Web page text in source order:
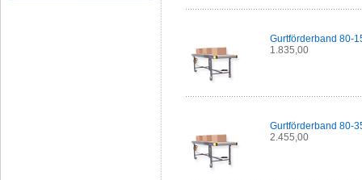
Gurtförderband 80-
1.835,00
Gurtförderband 80-
2.455,00